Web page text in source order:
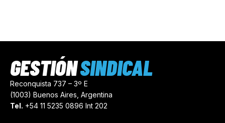
Reconquista 737 – 3º E
(1003) Buenos Aires, Argentina
Tel. +54 11 5235 0896 Int 202
GESTIÓNSINDICAL